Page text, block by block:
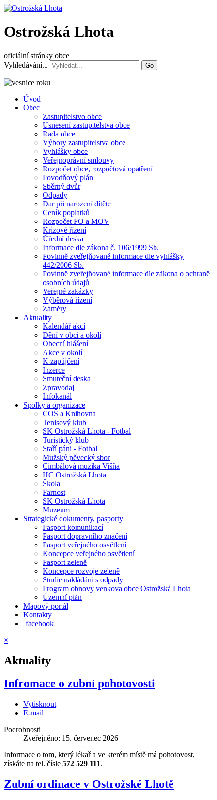
Ostrožská Lhota
oficiální stránky obce
Vyhledávání...
Go
Úvod
Obec
Zastupitelstvo obce
Usnesení zastupitelstva obce
Rada obce
Výbory zastupitelstva obce
Vyhlášky obce
Veřejnoprávní smlouvy
Rozpočet obce, rozpočtová opatření
Povodňový plán
Sběrný dvůr
Odpady
Dar při narození dítěte
Ceník poplatků
Rozpočet PO a MOV
Krizové řízení
Úřední deska
Informace dle zákona č. 106/1999 Sb.
Povinně zveřejňované informace dle vyhlášky
442/2006 Sb.
Povinně zveřejňované informace dle zákona o ochraně
osobních údajů
Veřejné zakázky
Výběrová řízení
Záměry
Aktuality
Kalendář akcí
Dění v obci a okolí
Obecní hlášení
Akce v okolí
K zapůjčení
Inzerce
Smuteční deska
Zpravodaj
Infokanál
Spolky a organizace
COŠ a Knihovna
Tenisový klub
SK Ostrožská Lhota - Fotbal
Turistický klub
Staří páni - Fotbal
Mužský pěvecký sbor
Cimbálová muzika Višňa
HC Ostrožská Lhota
Škola
Farnost
SK Ostrožská Lhota
Muzeum
Strategické dokumenty, pasporty
Pasport komunikací
Pasport dopravního značení
Pasport veřejného osvětlení
Koncepce veřejného osvětlení
Pasport zeleně
Koncepce rozvoje zeleně
Studie nakládání s odpady
Program obnovy venkova obce Ostrožská Lhota
Územní plán
Mapový portál
Kontakty
facebook
×
Aktuality
Infromace o zubní pohotovosti
Vytisknout
E-mail
Podrobnosti
Zveřejněno: 15. červenec 2026
Informace o tom, který lékař a ve kterém místě má pohotovost,
získáte na tel. čísle 572 529 111.
Zubní ordinace v Ostrožské Lhotě